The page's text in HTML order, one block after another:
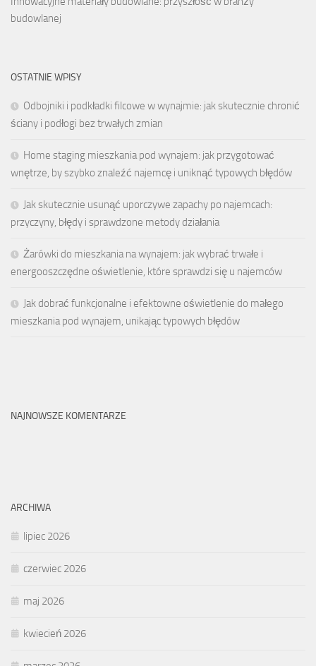
budowlanej
OSTATNIE WPISY
Odbojniki i podkładki filcowe w wynajmie: jak skutecznie chronić
ściany i podłogi bez trwałych zmian
Home staging mieszkania pod wynajem: jak przygotować
wnętrze, by szybko znaleźć najemcę i uniknąć typowych błędów
Jak skutecznie usunąć uporczywe zapachy po najemcach:
przyczyny, błędy i sprawdzone metody działania
Żarówki do mieszkania na wynajem: jak wybrać trwałe i
energooszczędne oświetlenie, które sprawdzi się u najemców
Jak dobrać funkcjonalne i efektowne oświetlenie do małego
mieszkania pod wynajem, unikając typowych błędów
NAJNOWSZE KOMENTARZE
ARCHIWA
lipiec 2026
czerwiec 2026
maj 2026
kwiecień 2026